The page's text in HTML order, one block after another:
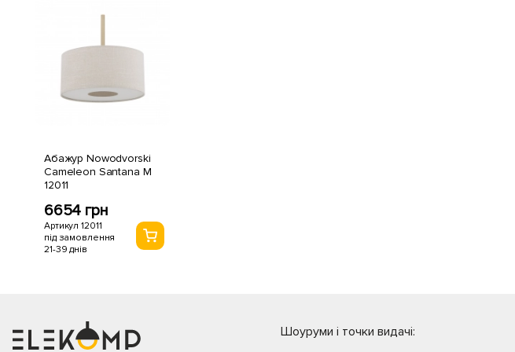
Абажур Nowodvorski
Cameleon Santana M
12011
6654 грн
Артикул 12011
під замовлення
21-39 днів
Шоуруми і точки видачі: